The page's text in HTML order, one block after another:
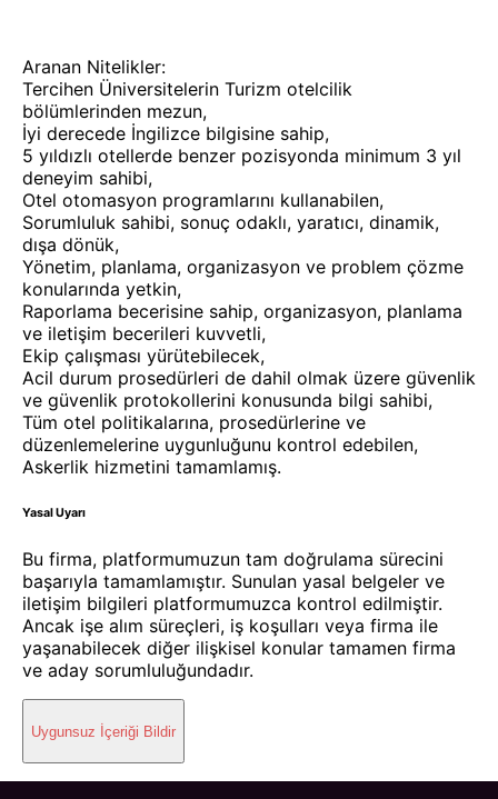
Aranan Nitelikler:
Tercihen Üniversitelerin Turizm otelcilik
bölümlerinden mezun,
İyi derecede İngilizce bilgisine sahip,
5 yıldızlı otellerde benzer pozisyonda minimum 3 yıl
deneyim sahibi,
Otel otomasyon programlarını kullanabilen,
Sorumluluk sahibi, sonuç odaklı, yaratıcı, dinamik,
dışa dönük,
Yönetim, planlama, organizasyon ve problem çözme
konularında yetkin,
Raporlama becerisine sahip, organizasyon, planlama
ve iletişim becerileri kuvvetli,
Ekip çalışması yürütebilecek,
Acil durum prosedürleri de dahil olmak üzere güvenlik
ve güvenlik protokollerini konusunda bilgi sahibi,
Tüm otel politikalarına, prosedürlerine ve
düzenlemelerine uygunluğunu kontrol edebilen,
Askerlik hizmetini tamamlamış.
Yasal Uyarı
Bu firma, platformumuzun tam doğrulama sürecini
başarıyla tamamlamıştır. Sunulan yasal belgeler ve
iletişim bilgileri platformumuzca kontrol edilmiştir.
Ancak işe alım süreçleri, iş koşulları veya firma ile
yaşanabilecek diğer ilişkisel konular tamamen firma
ve aday sorumluluğundadır.
Uygunsuz İçeriği Bildir